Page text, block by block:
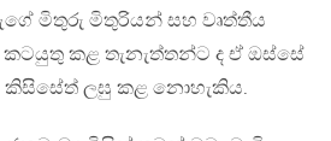
මිතුරු මිතුරියන් සහ වෘත්තීය
කළ තැනැත්තන්ට ද ඒ ඔස්සේ
කිසිසේත් ලඝු කළ නොහැකිය.